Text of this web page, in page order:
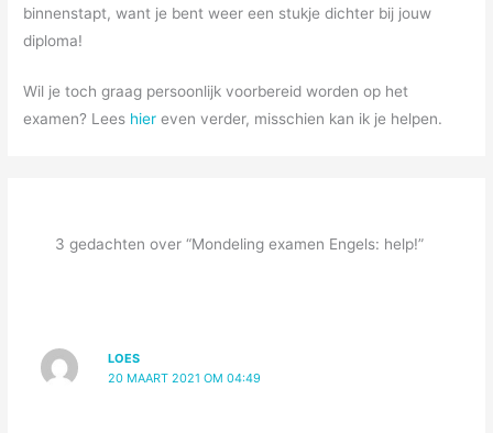
binnenstapt, want je bent weer een stukje dichter bij jouw
diploma!
Wil je toch graag persoonlijk voorbereid worden op het
examen? Lees hier even verder, misschien kan ik je helpen.
3 gedachten over “Mondeling examen Engels: help!”
LOES
20 MAART 2021 OM 04:49